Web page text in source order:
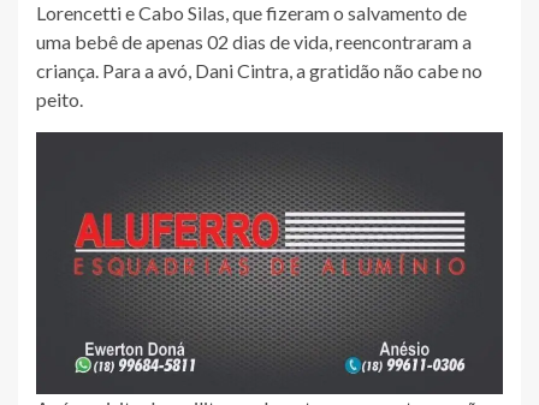
Lorencetti e Cabo Silas, que fizeram o salvamento de
uma bebê de apenas 02 dias de vida, reencontraram a
criança. Para a avó, Dani Cintra, a gratidão não cabe no
peito.